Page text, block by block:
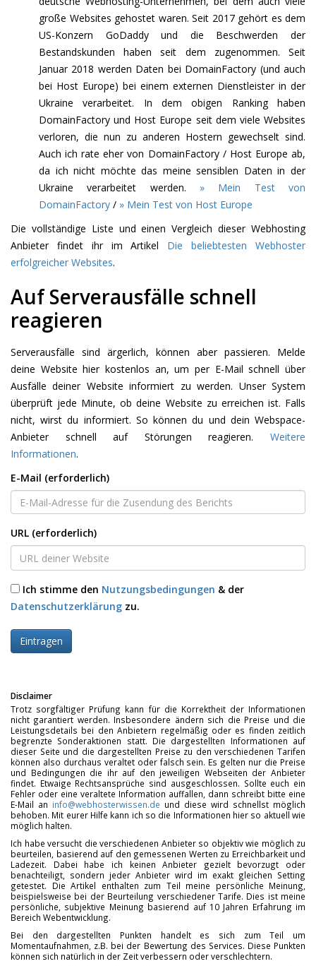
große Websites gehostet waren. Seit 2017 gehört es dem
US-Konzern GoDaddy und die Beschwerden der
Bestandskunden haben seit dem zugenommen. Seit
Januar 2018 werden Daten bei DomainFactory (und auch
bei Host Europe) bei einem externen Dienstleister in der
Ukraine verarbeitet. In dem obigen Ranking haben
DomainFactory und Host Europe seit dem viele Websites
verloren, die nun zu anderen Hostern gewechselt sind.
Auch ich rate eher von DomainFactory / Host Europe ab,
da ich nicht möchte das meine sensiblen Daten in der
Ukraine verarbeitet werden. » Mein Test von
DomainFactory / » Mein Test von Host Europe
Die vollständige Liste und einen Vergleich dieser Webhosting
Anbieter findet ihr im Artikel Die beliebtesten Webhoster
erfolgreicher Websites.
Auf Serverausfälle schnell
reagieren
Serverausfälle sind ärgerlich, können aber passieren. Melde
deine Website hier kostenlos an, um per E-Mail schnell über
Ausfälle deiner Website informiert zu werden. Unser System
überprüft jede Minute, ob deine Website zu erreichen ist. Falls
nicht, wirst du informiert. So können du und dein Webspace-
Anbieter schnell auf Störungen reagieren. Weitere
Informationen.
E-Mail (erforderlich)
URL (erforderlich)
Ich stimme den Nutzungsbedingungen & der
Datenschutzerklärung zu.
Disclaimer
Trotz sorgfältiger Prüfung kann für die Korrektheit der Informationen
nicht garantiert werden. Insbesondere ändern sich die Preise und die
Leistungsdetails bei den Anbietern regelmäßig oder es finden zeitlich
begrenzte Sonderaktionen statt. Die dargestellten Informationen auf
dieser Seite und die dargestellten Preise zu den verschiedenen Tarifen
können also durchaus veraltet oder falsch sein. Es gelten nur die Preise
und Bedingungen die ihr auf den jeweiligen Webseiten der Anbieter
findet. Etwaige Rechtsansprüche sind ausgeschlossen. Sollte euch ein
Fehler oder eine veraltete Information auffallen, dann schreibt bitte eine
E-Mail an info@webhosterwissen.de und diese wird schnellst möglich
behoben. Mit eurer Hilfe kann ich so die Informationen hier so aktuell wie
möglich halten.
Ich habe versucht die verschiedenen Anbieter so objektiv wie möglich zu
beurteilen, basierend auf den gemessenen Werten zu Erreichbarkeit und
Ladezeit. Dabei habe ich keinen Anbieter gezielt bevorzugt oder
benachteiligt, sondern jeder Anbieter wird im exakt gleichen Setting
getestet. Die Artikel enthalten zum Teil meine persönliche Meinung,
beispielsweise bei der Beurteilung verschiedener Tarife. Dies ist meine
persönliche, subjektive Meinung basierend auf 10 Jahren Erfahrung im
Bereich Webentwicklung.
Bei den dargestellten Punkten handelt es sich zum Teil um
Momentaufnahmen, z.B. bei der Bewertung des Services. Diese Punkten
können sich natürlich in der Zeit verbessern oder verschlechtern.